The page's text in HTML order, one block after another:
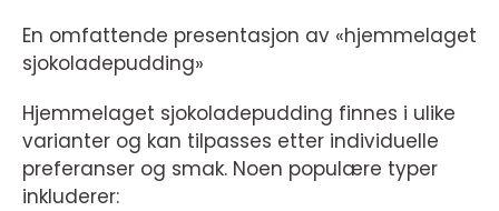
En omfattende presentasjon av «hjemmelaget
sjokoladepudding»
Hjemmelaget sjokoladepudding finnes i ulike
varianter og kan tilpasses etter individuelle
preferanser og smak. Noen populære typer
inkluderer: